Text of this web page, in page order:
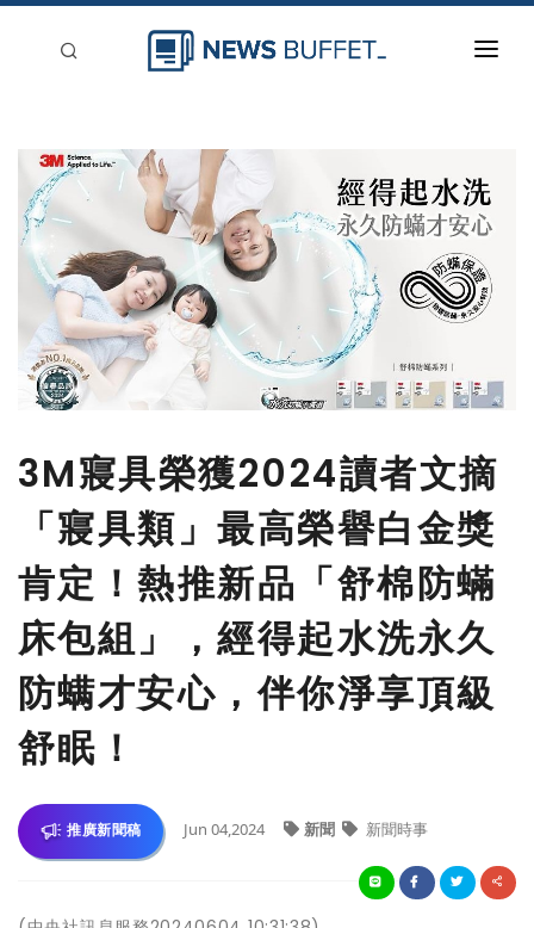
新聞稿分類
刊登
3M寢具榮獲2024讀者文摘
「寢具類」最高榮譽白金獎
肯定！熱推新品「舒棉防蟎
床包組」，經得起水洗永久
防螨才安心，伴你淨享頂級
舒眠！
推廣新聞稿 Jun 04,2024 新聞 新聞時事